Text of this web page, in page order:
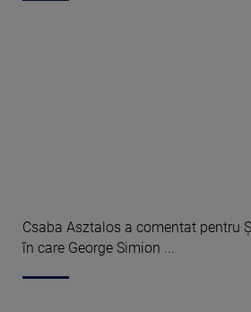
Csaba Asztalos a comentat pentru
în care George Simion ...